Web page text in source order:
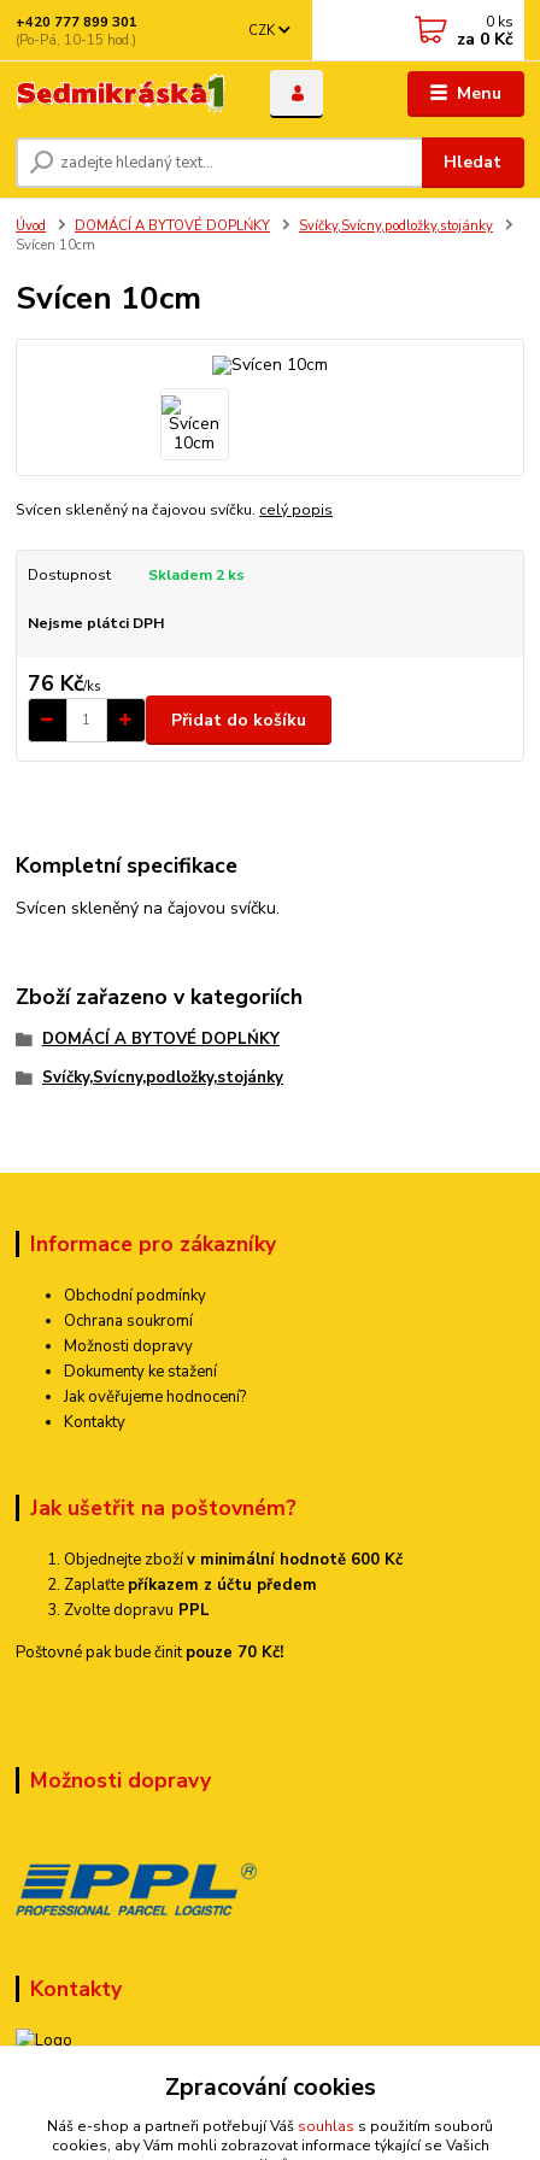
Menu
CZK
Hledat
+420 777 899 301
(Po-Pá, 10-15 hod.)
0 ks
za 0 Kč
Úvod DOMÁCÍ A BYTOVÉ DOPLŃKY
Svíčky,Svícny,podložky,stojánky
Svícen 10cm
Svícen 10cm
Svícen skleněný na čajovou svíčku. celý popis
Dostupnost Skladem 2 ks
Nejsme plátci DPH
76 Kč/ks
Přidat do košíku
Kompletní specifikace
Svícen skleněný na čajovou svíčku.
Zboží zařazeno v kategoriích
DOMÁCÍ A BYTOVÉ DOPLŃKY
Svíčky,Svícny,podložky,stojánky
Informace pro zákazníky
Obchodní podmínky
Ochrana soukromí
Možnosti dopravy
Dokumenty ke stažení
Jak ověřujeme hodnocení?
Kontakty
Jak ušetřit na poštovném?
Objednejte zbožív minimální hodnotě 600 Kč
Zaplaťte příkazem z účtu předem
Zvolte dopravu PPL
Poštovné pak bude činitpouze 70 Kč!
Možnosti dopravy
Kontakty
+420 777 899 301
sedmi@kraska1.cz
Zpracování cookies
Náš e-shop a partneři potřebují Váš souhlas s použitím souborů
cookies, aby Vám mohli zobrazovat informace týkající se Vašich